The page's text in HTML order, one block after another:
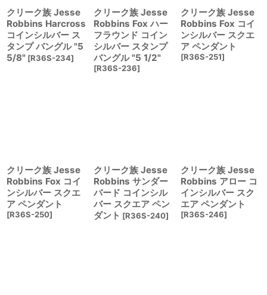
クリーク族 Jesse
Robbins Harcross
コインシルバー ス
タンプ バングル "5
5/8" [R36S-234]
クリーク族 Jesse
Robbins Fox ハー
フラウンド コイン
シルバー スタンプ
バングル "5 1/2"
[R36S-236]
クリーク族 Jesse
Robbins Fox コイ
ンシルバー スクエ
ア ペンダント
[R36S-251]
クリーク族 Jesse
Robbins Fox コイ
ンシルバー スクエ
ア ペンダント
[R36S-250]
クリーク族 Jesse
Robbins サンダー
バード コインシル
バー スクエア ペン
ダント [R36S-240]
クリーク族 Jesse
Robbins アロー コ
インシルバー スク
エア ペンダント
[R36S-246]